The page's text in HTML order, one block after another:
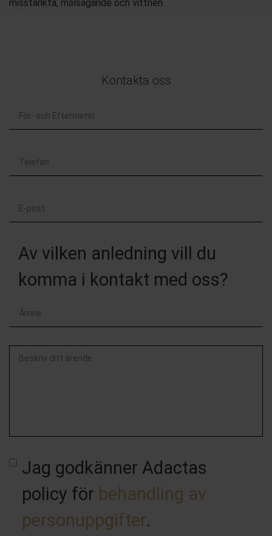
misstänkta, målsägande och vittnen.
Kontakta oss
För-
Efternamn
Telefon
E-
Av vilken anledning vill du
komma i kontakt med oss?
Beskriv
Jag godkänner Adactas
policy för behandling av
personuppgifter.